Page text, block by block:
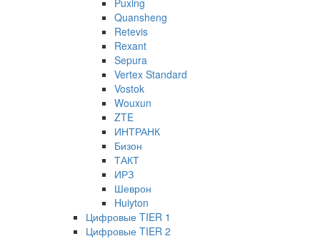
Quansheng
Retevis
Rexant
Sepura
Vertex Standard
Vostok
Wouxun
ZTE
ИНТРАНК
Бизон
ТАКТ
ИРЗ
Шеврон
Huiyton
Цифровые TIER 1
Цифровые TIER 2